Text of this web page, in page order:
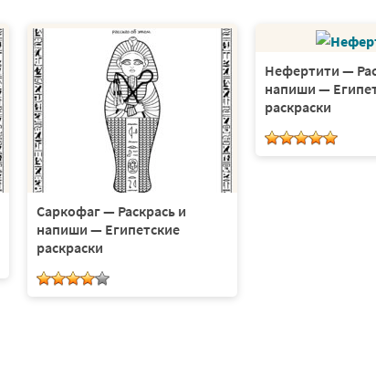
Саркофаг — Раскрась и
напиши — Египетские
раскраски
Нефертити —
напиши —
раскраски